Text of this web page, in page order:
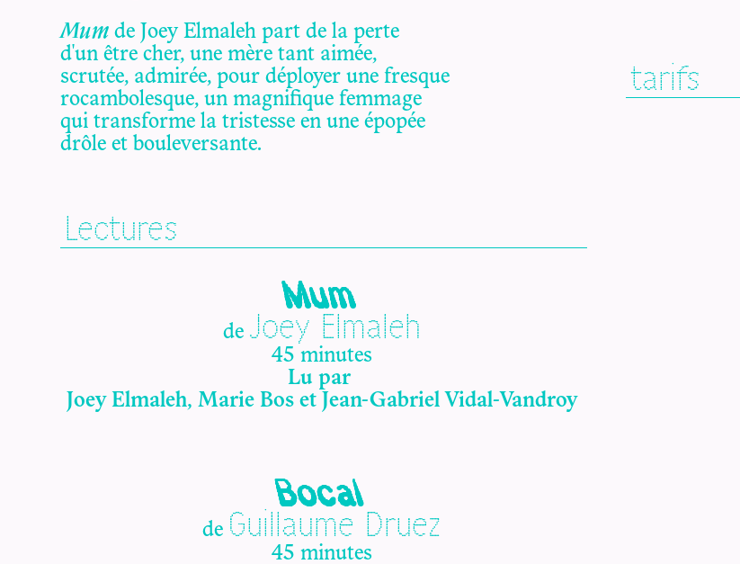
Mum de Joey Elmaleh part de la perte
d'un être cher, une mère tant aimée,
scrutée, admirée, pour déployer une fresque
rocambolesque, un magnifique femmage
qui transforme la tristesse en une épopée
drôle et bouleversante.
Lectures
Mum
de Joey Elmaleh
45 minutes
Lu par
Joey Elmaleh, Marie Bos et Jean-Gabriel Vidal-Vandroy
Bocal
de Guillaume Druez
45 minutes
tarifs